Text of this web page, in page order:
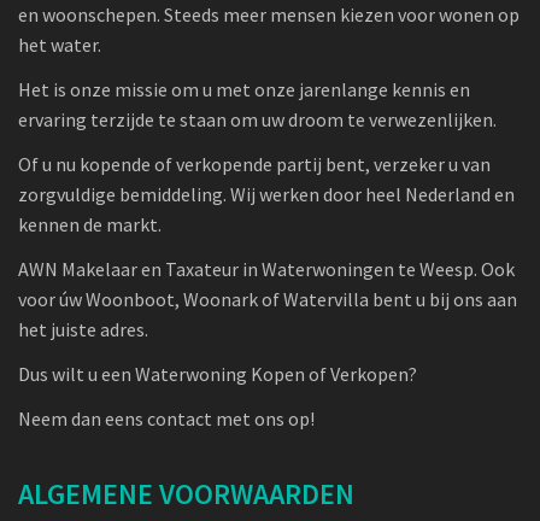
en woonschepen. Steeds meer mensen kiezen voor wonen op
het water.
Het is onze missie om u met onze jarenlange kennis en
ervaring terzijde te staan om uw droom te verwezenlijken.
Of u nu kopende of verkopende partij bent, verzeker u van
zorgvuldige bemiddeling. Wij werken door heel Nederland en
kennen de markt.
AWN Makelaar en Taxateur in Waterwoningen te Weesp. Ook
voor úw Woonboot, Woonark of Watervilla bent u bij ons aan
het juiste adres.
Dus wilt u een Waterwoning Kopen of Verkopen?
Neem dan eens contact met ons op!
ALGEMENE VOORWAARDEN